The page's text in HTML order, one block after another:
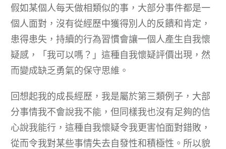
假如某個人每天做相類似的事，大部分事件都是一
個人面對，沒有從經歷中獲得別人的反饋和肯定，
患得患失，持續的行為習慣會讓一個人產生自我懷
疑感，「我可以嗎？」這種自我懷疑評價出現，然
而變成缺乏勇氣的保守思維。
回想起我的成長經歷，我是屬於第三類例子，大部
分事情我不會說我不能，但同樣我也沒有足夠的信
心說我能行，這種自我懷疑令我更害怕面對錯敗，
從而令我對某些事情失去自發性和積極性。所以貌